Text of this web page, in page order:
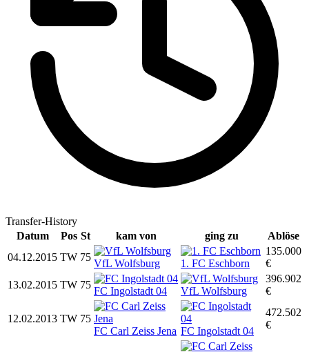
Transfer-History
Datum
Pos St kam von ging zu
Ablöse
04.12.2015 TW 75
VfL Wolfsburg 1. FC Eschborn
135.000
€
13.02.2015 TW 75
FC Ingolstadt 04 VfL Wolfsburg
396.902
€
12.02.2013 TW 75
FC Carl Zeiss Jena FC Ingolstadt 04
472.502
€